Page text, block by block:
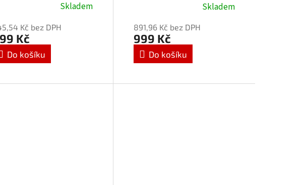
Skladem
Kč bez DPH
Kč
Do košíku
Skladem
891,96 Kč bez DPH
999 Kč
Do košíku